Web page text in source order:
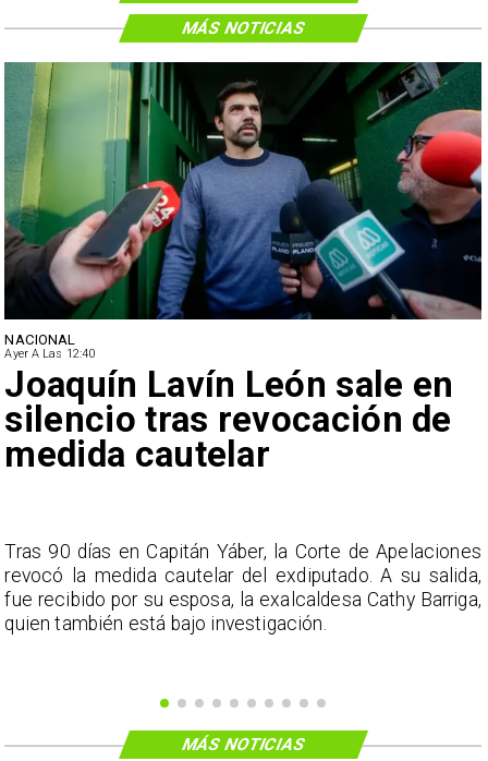
NACIONAL
Ayer A Las 12:40
Joaquín Lavín León sale en
silencio tras revocación de
medida cautelar
Tras 90 días en Capitán Yáber, la Corte de Apelaciones
revocó la medida cautelar del exdiputado. A su salida,
fue recibido por su esposa, la exalcaldesa Cathy Barriga,
quien también está bajo investigación.
MÁS NOTICIAS
MÁS NOTICIAS